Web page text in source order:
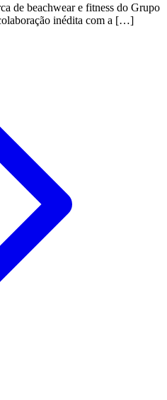
de beachwear e fitness do Grupo
inédita com a […]